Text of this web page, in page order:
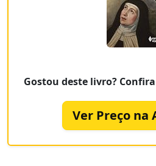
Gostou deste livro?
Ver Preço na